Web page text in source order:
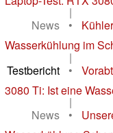
|
News
•
Wasserkühlung im
|
Testbericht
•
3080 Ti: Ist eine
|
News
•